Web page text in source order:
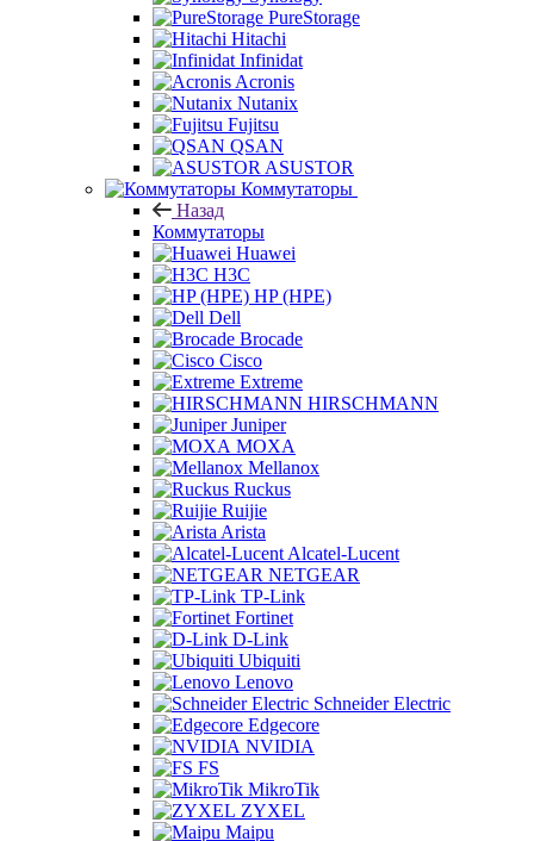
PureStorage
Hitachi
Infinidat
Acronis
Nutanix
Fujitsu
QSAN
ASUSTOR
Коммутаторы
Назад
Коммутаторы
Huawei
H3C
HP (HPE)
Dell
Brocade
Cisco
Extreme
HIRSCHMANN
Juniper
MOXA
Mellanox
Ruckus
Ruijie
Arista
Alcatel-Lucent
NETGEAR
TP-Link
Fortinet
D-Link
Ubiquiti
Lenovo
Schneider Electric
Edgecore
NVIDIA
FS
MikroTik
ZYXEL
Maipu